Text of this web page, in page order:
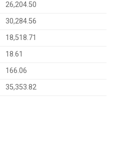
26,204.50
30,284.56
18,518.71
18.61
166.06
35,353.82